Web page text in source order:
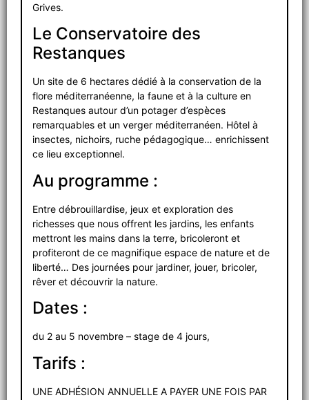
Grives.
Le Conservatoire des
Restanques
Un site de 6 hectares dédié à la conservation de la
flore méditerranéenne, la faune et à la culture en
Restanques autour d’un potager d’espèces
remarquables et un verger méditerranéen. Hôtel à
insectes, nichoirs, ruche pédagogique… enrichissent
ce lieu exceptionnel.
Au programme :
Entre débrouillardise, jeux et exploration des
richesses que nous offrent les jardins, les enfants
mettront les mains dans la terre, bricoleront et
profiteront de ce magnifique espace de nature et de
liberté… Des journées pour jardiner, jouer, bricoler,
rêver et découvrir la nature.
Dates :
du 2 au 5 novembre – stage de 4 jours,
Tarifs :
UNE ADHÉSION ANNUELLE A PAYER UNE FOIS PAR